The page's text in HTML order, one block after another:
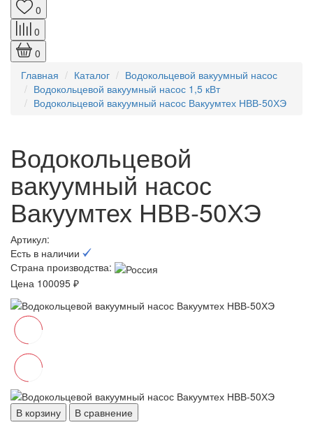
0
0
0
Главная
Каталог
Водокольцевой вакуумный насос
Водокольцевой вакуумный насос 1,5 кВт
Водокольцевой вакуумный насос Вакуумтех НВВ-50ХЭ
Водокольцевой
вакуумный насос
Вакуумтех НВВ-50ХЭ
Артикул:
Есть в наличии
Страна производства:
Цена 100095 ₽
В корзину В сравнение